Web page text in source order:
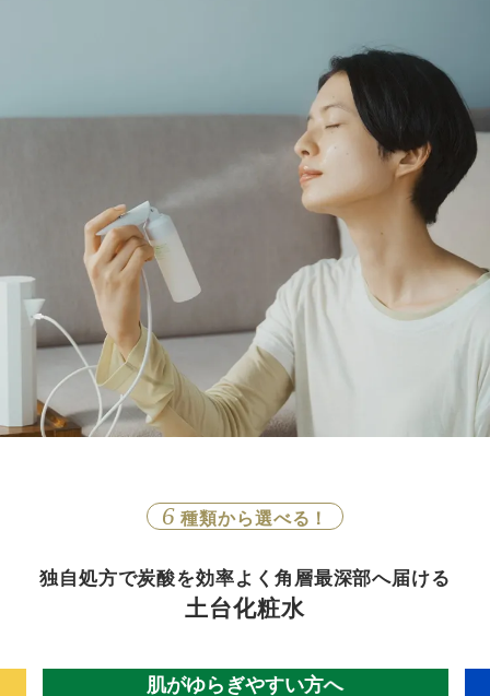
6 種類から選べる！
独自処方で炭酸を効率よく角層最深部へ届ける
土台化粧水
混合肌の方へ